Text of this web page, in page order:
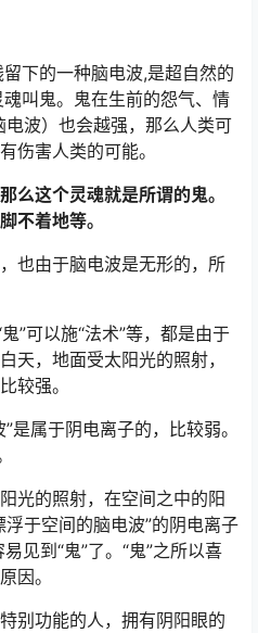
下的一种脑电波,是超自然的
叫鬼。鬼在生前的怨气、情
电波）也会越强，那么人类可
伤害人类的可能。
么这个灵魂就是所谓的鬼。
不着地等。
也由于脑电波是无形的，所
”可以施“法术”等，都是由于
天，地面受太阳光的照射，
较强。
是属于阴电离子的，比较弱。
光的照射，在空间之中的阳
于空间的脑电波”的阴电离子
见到“鬼”了。“鬼”之所以喜
因。
别功能的人，拥有阴阳眼的